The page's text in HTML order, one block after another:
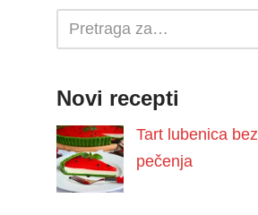
Novi recepti
Tart lubenica bez
pečenja